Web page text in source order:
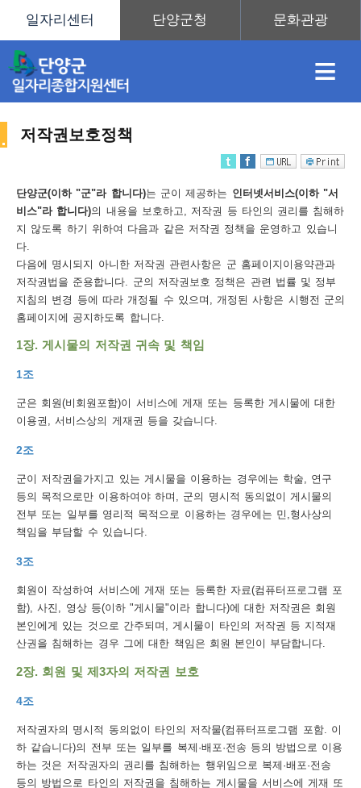
≡
용
정
재
정
업
훈
업
도
터
안
저작권보호정책
단양군(이하 "군"라 합니다)는 군이 제공하는 인터넷서비스(이하 "서
비스"라 합니다)의 내용을 보호하고, 저작권 등 타인의 권리를 침해하
지 않도록 하기 위하여 다음과 같은 저작권 정책을 운영하고 있습니
다.
다음에 명시되지 아니한 저작권 관련사항은 군 홈페이지이용약관과
저작권법을 준용합니다. 군의 저작권보호 정책은 관련 법률 및 정부
지침의 변경 등에 따라 개정될 수 있으며, 개정된 사항은 시행전 군의
홈페이지에 공지하도록 합니다.
1장. 게시물의 저작권 귀속 및 책임
1조
군은 회원(비회원포함)이 서비스에 게재 또는 등록한 게시물에 대한
이용권, 서비스상의 게재권 등을 갖습니다.
2조
군이 저작권을가지고 있는 게시물을 이용하는 경우에는 학술, 연구
등의 목적으로만 이용하여야 하며, 군의 명시적 동의없이 게시물의
전부 또는 일부를 영리적 목적으로 이용하는 경우에는 민,형사상의
책임을 부담할 수 있습니다.
3조
회원이 작성하여 서비스에 게재 또는 등록한 자료(컴퓨터프로그램 포
함), 사진, 영상 등(이하 "게시물"이라 합니다)에 대한 저작권은 회원
본인에게 있는 것으로 간주되며, 게시물이 타인의 저작권 등 지적재
산권을 침해하는 경우 그에 대한 책임은 회원 본인이 부담합니다.
2장. 회원 및 제3자의 저작권 보호
4조
저작권자의 명시적 동의없이 타인의 저작물(컴퓨터프로그램 포함. 이
하 같습니다)의 전부 또는 일부를 복제·배포·전송 등의 방법으로 이용
하는 것은 저작권자의 권리를 침해하는 행위임으로 복제·배포·전송
등의 방법으로 타인의 저작권을 침해하는 게시물을 서비스에 게재 또
사
이
트
메
뉴
사
이
트
맵